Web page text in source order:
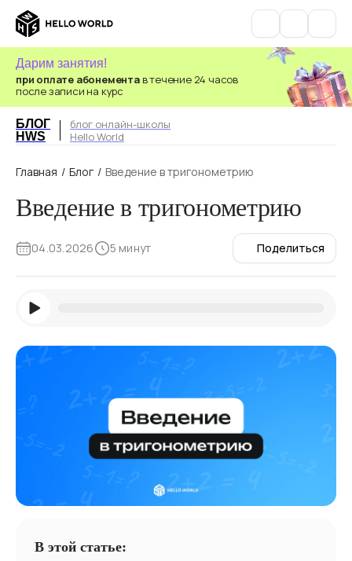
при оплате абонементав течение 24 часов
после записи на курс
Дарим занятия!
БЛОГ
HWS
блог онлайн-школы
Hello World
Главная / Блог / Введение в тригонометрию
Введение в тригонометрию
04.03.2026 5 минут Поделиться
В этой статье: